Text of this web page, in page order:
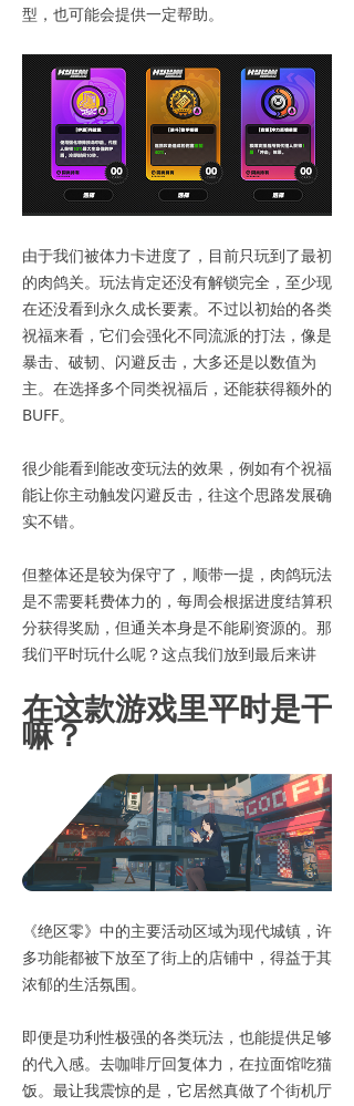
型，也可能会提供一定帮助。
由于我们被体力卡进度了，目前只玩到了最初
的肉鸽关。玩法肯定还没有解锁完全，至少现
在还没看到永久成长要素。不过以初始的各类
祝福来看，它们会强化不同流派的打法，像是
暴击、破韧、闪避反击，大多还是以数值为
主。在选择多个同类祝福后，还能获得额外的
BUFF。
很少能看到能改变玩法的效果，例如有个祝福
能让你主动触发闪避反击，往这个思路发展确
实不错。
但整体还是较为保守了，顺带一提，肉鸽玩法
是不需要耗费体力的，每周会根据进度结算积
分获得奖励，但通关本身是不能刷资源的。那
我们平时玩什么呢？这点我们放到最后来讲
在这款游戏里平时是干
嘛？
《绝区零》中的主要活动区域为现代城镇，许
多功能都被下放至了街上的店铺中，得益于其
浓郁的生活氛围。
即便是功利性极强的各类玩法，也能提供足够
的代入感。去咖啡厅回复体力，在拉面馆吃猫
饭。最让我震惊的是，它居然真做了个街机厅